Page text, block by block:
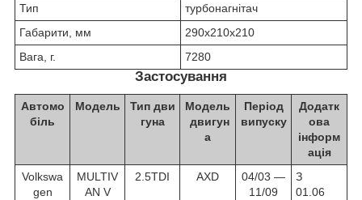
Тип
турбонагнітач
Габарити, мм
290х210х210
Вага, г.
7280
Застосування
Автомо
біль
Модель
Тип дви
гуна
Модель
двигун
а
Період
випуску
Додатк
ова
інформ
ація
Volkswa
gen
MULTIV
AN V
2.5TDI AXD
04/03 ―
11/09
З
01.06